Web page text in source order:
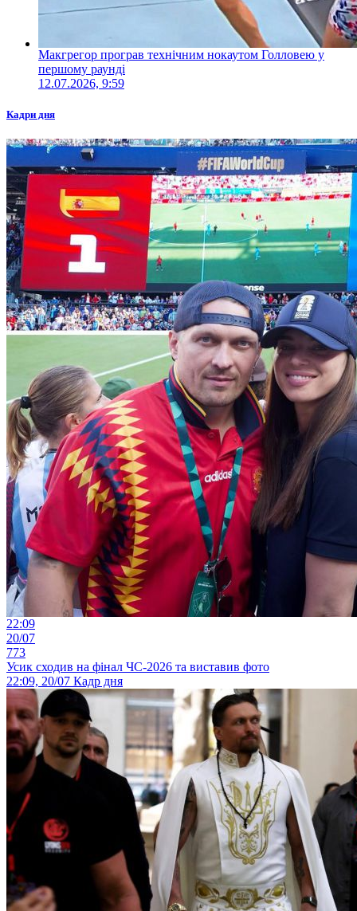
Макгрегор програв технічним нокаутом Голловею у
першому раунді
12.07.2026, 9:59
Кадри дня
22:09
20/07
773
Усик сходив на фінал ЧС-2026 та виставив фото
22:09, 20/07 Кадр дня